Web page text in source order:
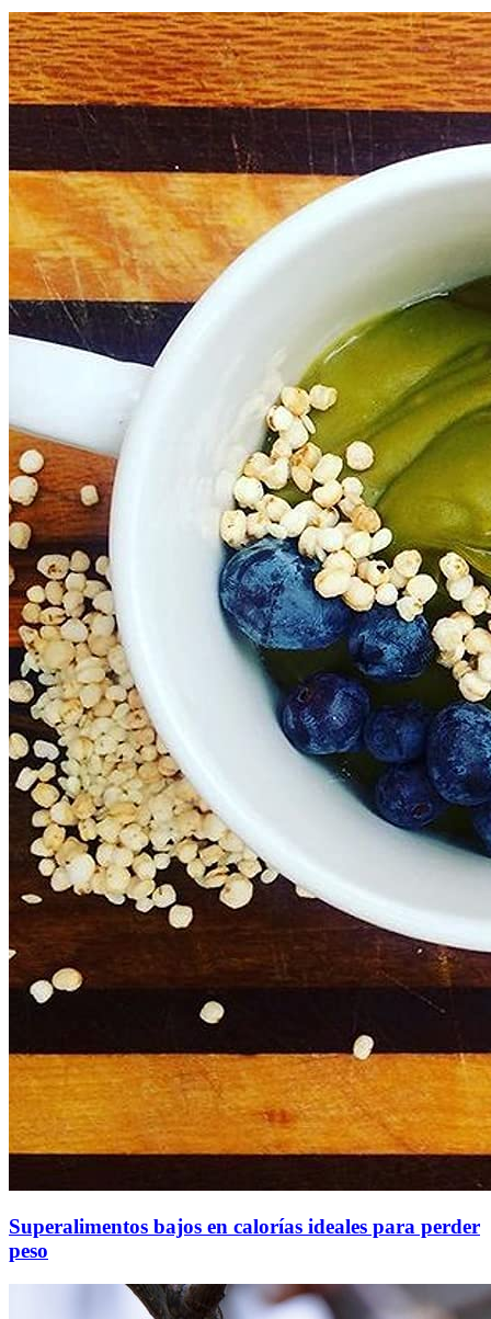
Superalimentos bajos en calorías ideales para perder
peso